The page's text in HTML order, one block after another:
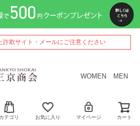
欺サイト・メールにご注意ください
WOMEN MEN
カテゴリ お気に入り マイページ カート